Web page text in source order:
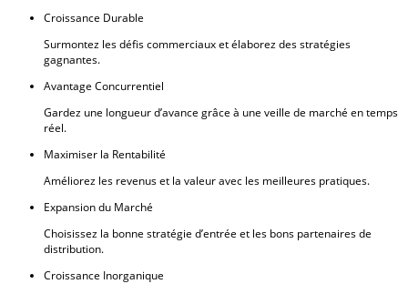
Croissance Durable
Surmontez les défis commerciaux et élaborez des stratégies
gagnantes.
Avantage Concurrentiel
Gardez une longueur d’avance grâce à une veille de marché en temps
réel.
Maximiser la Rentabilité
Améliorez les revenus et la valeur avec les meilleures pratiques.
Expansion du Marché
Choisissez la bonne stratégie d’entrée et les bons partenaires de
distribution.
Croissance Inorganique